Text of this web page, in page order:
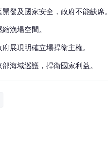
發及國家安全，政府不能缺席。
漁場空間。
展現明確立場捍衛主權。
海域巡護，捍衛國家利益。